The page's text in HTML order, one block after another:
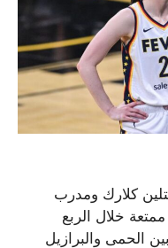
كلارك ومدرب
خلال الربع
الحمى والبرازيل